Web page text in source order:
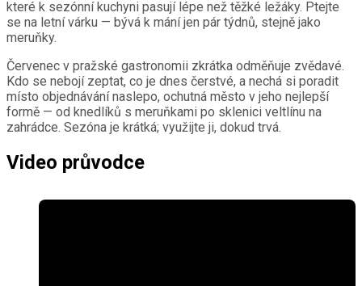
které k sezónní kuchyni pasují lépe než těžké ležáky. Ptejte
se na letní várku — bývá k mání jen pár týdnů, stejně jako
meruňky.
Červenec v pražské gastronomii zkrátka odměňuje zvědavé.
Kdo se nebojí zeptat, co je dnes čerstvé, a nechá si poradit
místo objednávání naslepo, ochutná město v jeho nejlepší
formě — od knedlíků s meruňkami po sklenici veltlínu na
zahrádce. Sezóna je krátká; využijte ji, dokud trvá.
Video průvodce